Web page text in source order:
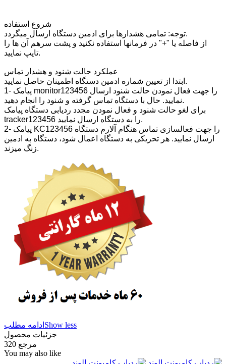
شروع استفاده
توجه: تمامی هشدارها برای ادمین دستگاه ارسال میگردد.
از فاصله یا "+" در فرمانها استفاده نکنید و پشت سرهم آن ها را
تایپ نمایید.
عملکرد حالت شنود و هشدار تماس
ابتدا از تعیین شماره ادمین دستگاه اطمینان حاصل نمایید.
1- پیامک monitor123456 را جهت فعال نمودن حالت شنود ارسال
نمایید. حال با دستگاه تماس گرفته و شنود را انجام دهید.
برای لغو حالت شنود و فعال نمودن مجدد ردیابی دستگاه پیامک
tracker123456 را به دستگاه ارسال نمایید.
2- پیامک KC123456 را جهت فعالسازی تماس هنگام آلارم دستگاه
ارسال نمایید. هر تحریکی به دستگاه اعمال شود، دستگاه به ادمین
زنگ میزند.
ادامه مطلب Show less
جزئیات محصول
مرجع 320
You may also like